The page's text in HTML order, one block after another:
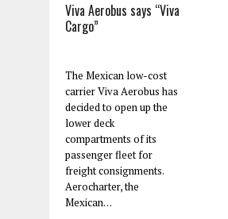
Viva Aerobus says “Viva
Cargo”
The Mexican low-cost
carrier Viva Aerobus has
decided to open up the
lower deck
compartments of its
passenger fleet for
freight consignments.
Aerocharter, the
Mexican…